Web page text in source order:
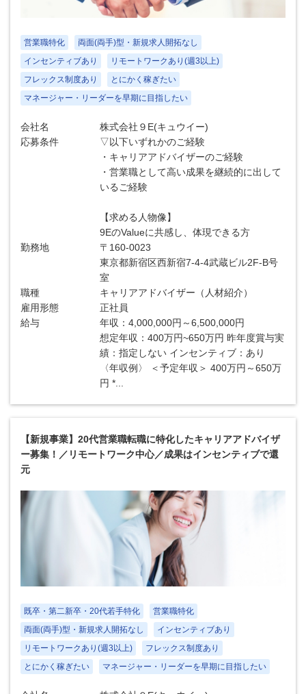
営業職特化
両面(両手)型・新規求人開拓なし
インセンティブあり
リモートワークあり(週3以上)
フレックス制度あり
とにかく稼ぎたい
マネージャー・リーダーを早期に目指したい
会社名
株式会社９E(キュウイー)
応募条件
▽以下いずれかのご経験
・キャリアアドバイザーのご経験
・営業職として高い成果を継続的に出して
いるご経験
【求める人物像】
9EのValueに共感し、体現できる方
勤務地
〒160-0023
東京都新宿区西新宿7-4-4武蔵ビル2F-B号
室
職種
キャリアアドバイザー（人材紹介）
雇用形態
正社員
給与
年収：4,000,000円～6,500,000円
想定年収：400万円~650万円 昨年度賞与実
績：指定しない インセンティブ：あり
〈年収例〉 ＜予定年収＞ 400万円～650万
円 *...
【新規事業】20代営業職転職に特化したキャリアアドバイザ
ー募集！／リモートワーク中心／成果はインセンティブで還
元
既卒・第二新卒・20代若手特化
営業職特化
両面(両手)型・新規求人開拓なし
インセンティブあり
リモートワークあり(週3以上)
フレックス制度あり
とにかく稼ぎたい
マネージャー・リーダーを早期に目指したい